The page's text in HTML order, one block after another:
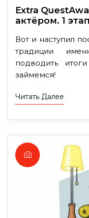
Extra
актёром. 1 этап
Вот и наступил
традиции
подводить
займемся!
Читать Далее